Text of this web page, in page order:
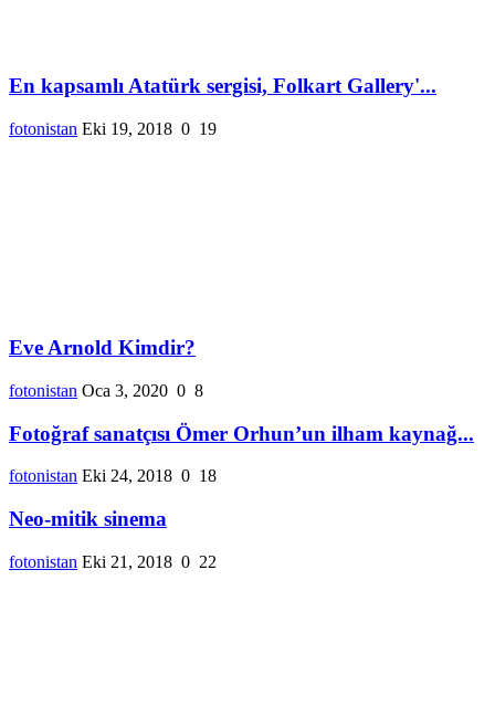
En kapsamlı Atatürk sergisi, Folkart Gallery'...
fotonistan Eki 19, 2018 0 19
Eve Arnold Kimdir?
fotonistan Oca 3, 2020 0 8
Fotoğraf sanatçısı Ömer Orhun’un ilham kaynağ...
fotonistan Eki 24, 2018 0 18
Neo-mitik sinema
fotonistan Eki 21, 2018 0 22